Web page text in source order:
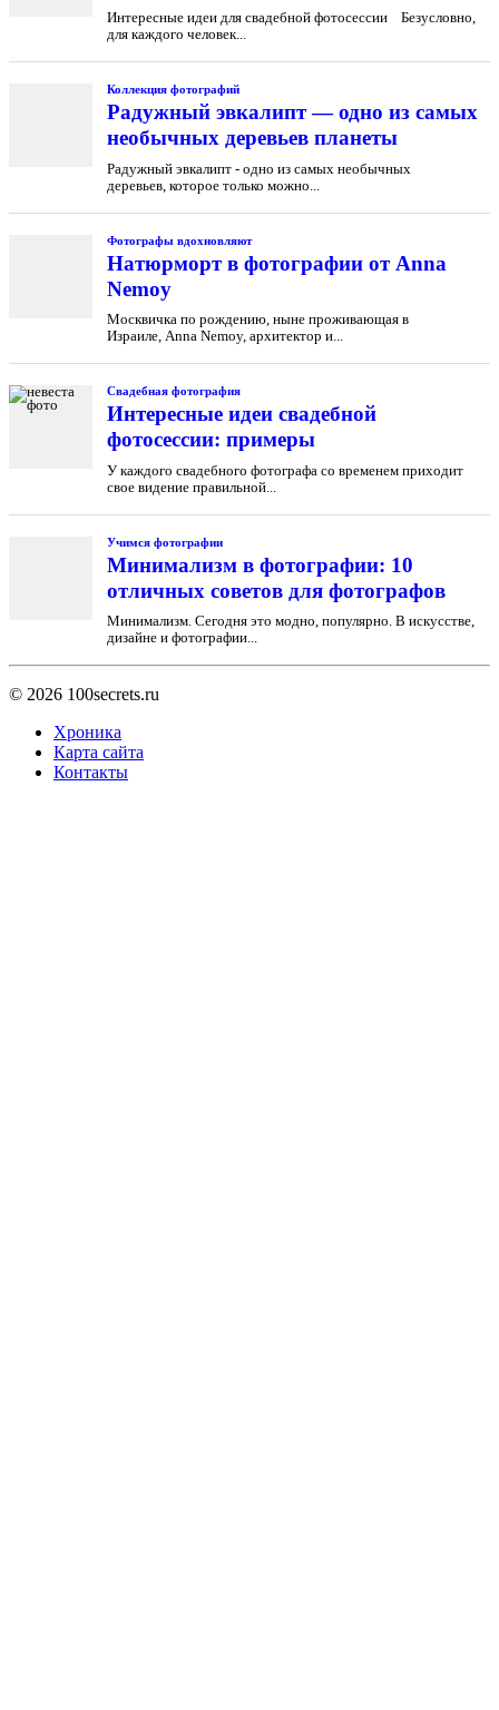
Интересные идеи для свадебной фотосессии Безусловно,
для каждого человек...
Коллекция фотографий
Радужный эвкалипт — одно из самых
необычных деревьев планеты
Радужный эвкалипт - одно из самых необычных
деревьев, которое только можно...
Фотографы вдохновляют
Натюрморт в фотографии от Anna
Nemoy
Москвичка по рождению, ныне проживающая в
Израиле, Anna Nemoy, архитектор и...
Свадебная фотография
Интересные идеи свадебной
фотосессии: примеры
У каждого свадебного фотографа со временем приходит
свое видение правильной...
Учимся фотографии
Минимализм в фотографии: 10
отличных советов для фотографов
Минимализм. Сегодня это модно, популярно. В искусстве,
дизайне и фотографии...
© 2026 100secrets.ru
Хроника
Карта сайта
Контакты